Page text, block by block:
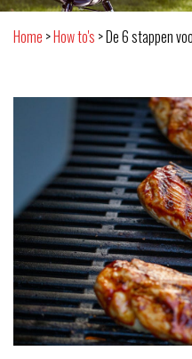
Home >How to's >De 6 stappen